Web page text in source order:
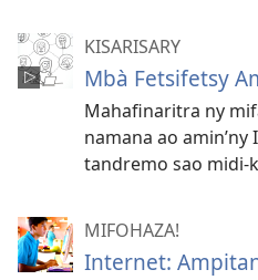
KISARISARY
Mbà Fetsifetsy
Mahafinaritra ny
namana ao
tandremo sao midi-
MIFOHAZA!
Internet: